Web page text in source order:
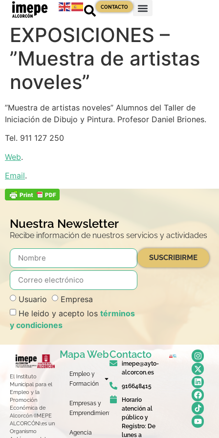
contenido CONTACTO
EXPOSICIONES –
”Muestra de artistas
noveles”
”Muestra de artistas noveles” Alumnos del Taller de
Iniciación de Dibujo y Pintura. Profesor Daniel Briones.
Tel. 911 127 250
Web.
Email.
Nuestra Newsletter
Recibe información de nuestros servicios y actividades
Usuario
Empresa
He leido y acepto los términos
y condiciones
SUSCRIBIRME
El Instituto
Municipal para el
Empleo y la
Promoción
Económica de
Alcorcón (IMEPE
ALCORCÓN),es un
Organismo
Mapa Web
Empleo y
Formación
Empresas y
Emprendimiento
Agencia
Contacto
imepe@ayto-
alcorcon.es
916648415
Horario
atención al
público y
Registro: De
lunes a